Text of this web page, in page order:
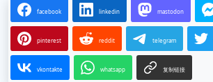
facebook linkedin mastodon
pinterest reddit telegram
vkontakte whatsapp 复制链接